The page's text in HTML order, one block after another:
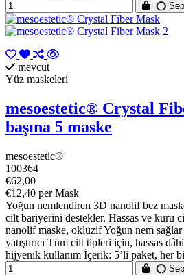
mevcut
Yüz maskeleri
mesoestetic® Crystal
başına 5 maske
mesoestetic®
100364
€62,00
€12,40 per Mask
Yoğun nemlendiren 3D nanolif bez
cilt bariyerini destekler. Hassas ve kuru
nanolif maske, oklüzif Yoğun nem
yatıştırıcı Tüm cilt tipleri için, hassas
hijyenik kullanım İçerik: 5’li paket, her